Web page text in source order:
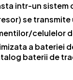
intr-un sistem
se
celulelor
a bateriei
baterii de